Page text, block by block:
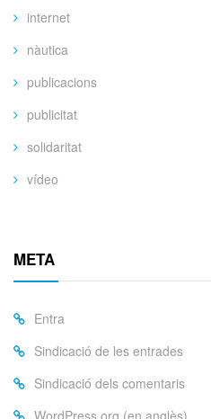
internet
nàutica
publicacions
publicitat
solidaritat
vídeo
META
Entra
Sindicació de les entrades
Sindicació dels comentaris
WordPress.org (en anglès)